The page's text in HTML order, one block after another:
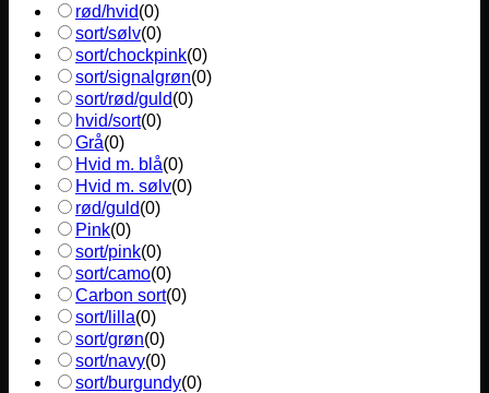
rød/hvid(0)
sort/sølv(0)
sort/chockpink(0)
sort/signalgrøn(0)
sort/rød/guld(0)
hvid/sort(0)
Grå(0)
Hvid m. blå(0)
Hvid m. sølv(0)
rød/guld(0)
Pink(0)
sort/pink(0)
sort/camo(0)
Carbon sort(0)
sort/lilla(0)
sort/grøn(0)
sort/navy(0)
sort/burgundy(0)